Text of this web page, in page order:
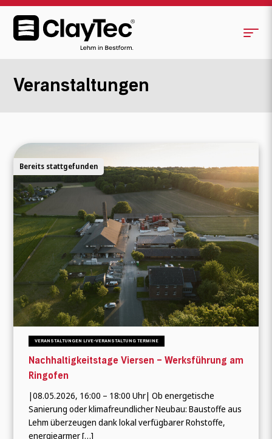
Veranstaltungen
Bereits stattgefunden
VERANSTALTUNGEN LIVE-VERANSTALTUNG TERMINE
Nachhaltigkeitstage Viersen – Werksführung am
Ringofen
|08.05.2026, 16:00 – 18:00 Uhr| Ob energetische
Sanierung oder klimafreundlicher Neubau: Baustoffe aus
Lehm überzeugen dank lokal verfügbarer Rohstoffe,
energiearmer […]